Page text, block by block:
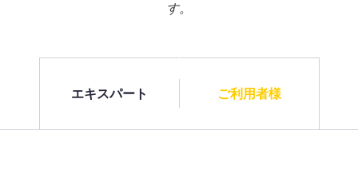
す。
エキスパート ご利用者様